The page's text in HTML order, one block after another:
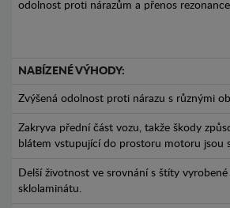
odolnost proti nárazům a přenos
NABÍZENÉ VÝHODY:
Zvýšená odolnost proti nárazu s různými
Zakryva přední část vozu, takže škody
blátem vstupující do prostoru motoru jsou
Delší životnost ve srovnání s štíty
sklolaminátu.